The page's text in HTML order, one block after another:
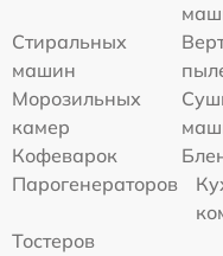
Стиральных
машин
Морозильных
камер
Кофеварок
Парогенераторов
Тостеров